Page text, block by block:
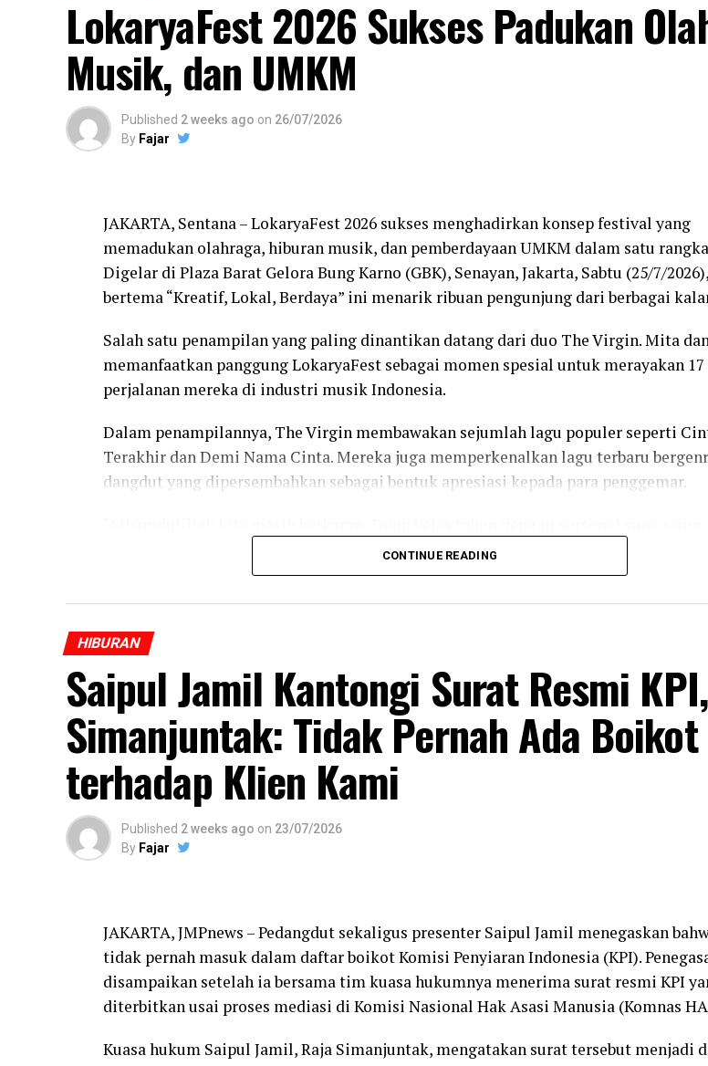
LokaryaFest 2026 Sukses Padukan
Musik, dan UMKM
Published 2 weeks ago on 26/07/2026
By Fajar
JAKARTA, Sentana – LokaryaFest 2026 sukses menghadirkan konsep festival yang
memadukan olahraga, hiburan musik, dan pemberdayaan UMKM dalam satu
Digelar di Plaza Barat Gelora Bung Karno (GBK), Senayan, Jakarta, Sabtu (25/7/
bertema “Kreatif, Lokal, Berdaya” ini menarik ribuan pengunjung dari berbagai
Salah satu penampilan yang paling dinantikan datang dari duo The Virgin. Mita
memanfaatkan panggung LokaryaFest sebagai momen spesial untuk merayakan
perjalanan mereka di industri musik Indonesia.
Dalam penampilannya, The Virgin membawakan sejumlah lagu populer seperti
Terakhir dan Demi Nama Cinta. Mereka juga memperkenalkan lagu terbaru
dangdut yang dipersembahkan sebagai bentuk apresiasi kepada para penggemar.
seperti ini keren karena bisa bertemu langsung dengan penggemar, sekaligus
olahraga dan UMKM,” ujar Mita.
musisi, komunitas, pelaku usaha, dan masyarakat dalam satu ruang kreatif.
Kemeriahan festival turut mendapat apresiasi dari Menteri Koordinator
Masyarakat Muhaimin Iskandar atau Cak Imin. Bahkan, ia sempat membaur bersama
penonton dan ikut bernyanyi saat The Virgin tampil.
CONTINUE READING
HIBURAN
Saipul Jamil Kantongi Surat Resmi
Simanjuntak: Tidak Pernah Ada Boikot
terhadap Klien Kami
Published 2 weeks ago on 23/07/2026
By Fajar
JAKARTA, JMPnews – Pedangdut sekaligus presenter Saipul Jamil menegaskan
tidak pernah masuk dalam daftar boikot Komisi Penyiaran Indonesia (KPI).
disampaikan setelah ia bersama tim kuasa hukumnya menerima surat resmi KPI
diterbitkan usai proses mediasi di Komisi Nasional Hak Asasi Manusia (Komnas
Kuasa hukum Saipul Jamil, Raja Simanjuntak, mengatakan surat tersebut menjadi